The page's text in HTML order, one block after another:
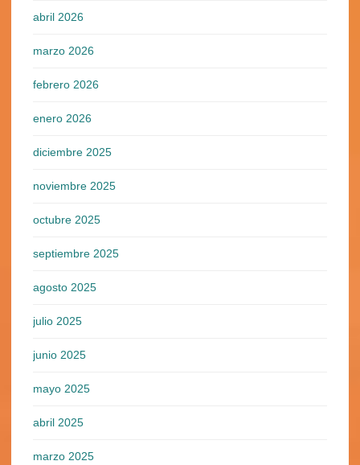
abril 2026
marzo 2026
febrero 2026
enero 2026
diciembre 2025
noviembre 2025
octubre 2025
septiembre 2025
agosto 2025
julio 2025
junio 2025
mayo 2025
abril 2025
marzo 2025